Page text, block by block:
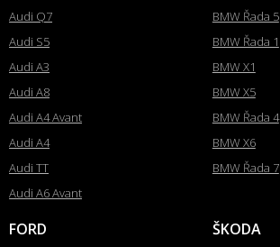
Audi Q7
Audi S5
Audi A3
Audi A8
Audi A4 Avant
Audi A4
Audi TT
Audi A6 Avant
BMW Řada 5
BMW Řada 1
BMW X1
BMW X5
BMW Řada 4
BMW X6
BMW Řada 7
FORD ŠKODA